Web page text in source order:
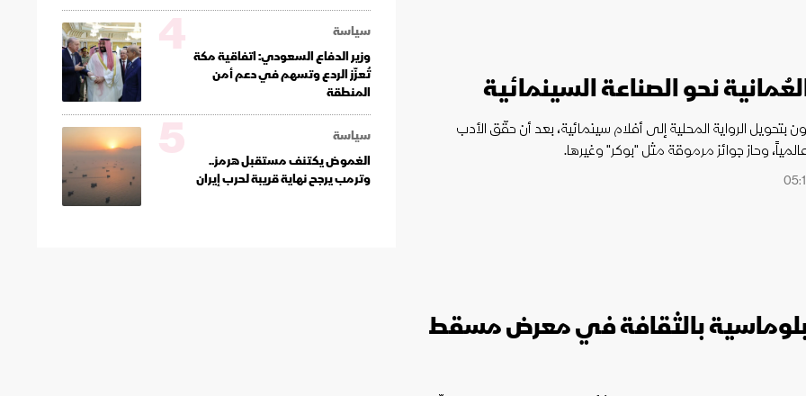
نحو الصناعة السينمائية
بتحويل الرواية المحلية إلى أفلام سينمائية، بعد أن حقّق الأدب
وحاز جوائز مرموقة مثل "بوكر" وغيرها.
بالثقافة في معرض مسقط
سياسة
وزير الدفاع السعودي: اتفاقية مكة
تُعزّز الردع وتسهم في دعم أمن
المنطقة
4
سياسة
الغموض يكتنف مستقبل هرمز..
وترمب يرجح نهاية قريبة لحرب إيران
5